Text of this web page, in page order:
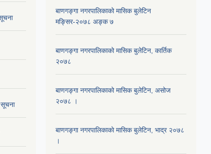
सूचना
बाणगङ्गा नगरपालिकाको मासिक बुलेटिन
मङ्सिर-२०७८ अङ्क ७
बाणगङ्गा नगरपालिकाको मासिक बुलेटिन, कार्तिक
२०७८
बाणगङ्गा नगरपालिकाको मासिक बुलेटिन, असोज
२०७८ ।
बाणगङ्गा नगरपालिकाकाे मासिक बुलेटिन, भाद्र २०७८
।